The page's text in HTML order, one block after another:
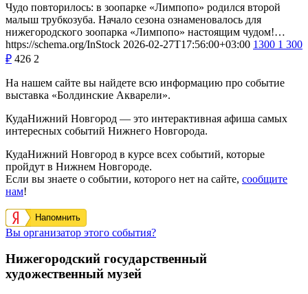
Чудо повторилось: в зоопарке «Лимпопо» родился второй
малыш трубкозуба. Начало сезона ознаменовалось для
нижегородского зоопарка «Лимпопо» настоящим чудом!…
https://schema.org/InStock 2026-02-27T17:56:00+03:00 1300 1 300
₽ 426 2
На нашем сайте вы найдете всю информацию про событие
выставка «Болдинские Акварели».
КудаНижний Новгород — это интерактивная афиша самых
интересных событий Нижнего Новгорода.
КудаНижний Новгород в курсе всех событий, которые
пройдут в Нижнем Новгороде.
Если вы знаете о событии, которого нет на сайте, сообщите
нам!
Напомнить
Вы организатор этого события?
Нижегородский государственный
художественный музей